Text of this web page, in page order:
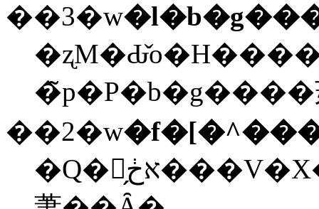
��3�w
�̃p�P�b�g����
��2�w
�Q�̗אڂ���V�X�e���Ԃ̒ʐM���s���A�`���̌�